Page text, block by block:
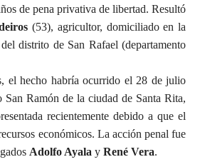
de pena privativa de libertad. Resultó
(53), agricultor, domiciliado en la
distrito de San Rafael (departamento
el hecho habría ocurrido el 28 de julio
San Ramón de la ciudad de Santa Rita,
recientemente debido a que el
económicos. La acción penal fue
Adolfo Ayala y René Vera.